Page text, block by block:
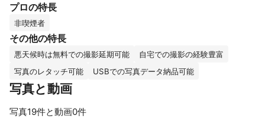
・エンドロールムービー
・婚活写真
・お見合い写真
などを年間100件以上撮影&制作させて頂いております、カメラマ
ンのゆうです。
別な記念日を、美しく残すお手伝いができることを大変嬉しく思
プロの特長
非喫煙者
その他の特長
悪天候時は無料での撮影延期可能
自宅での撮影の経験豊富
写真のレタッチ可能
USBでの写真データ納品可能
写真と動画
写真19件と動画0件